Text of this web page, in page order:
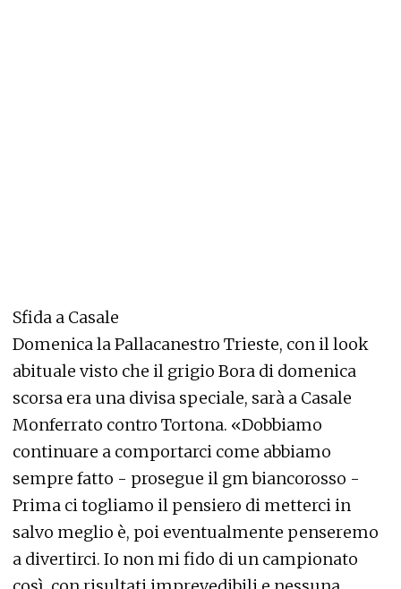
Sfida a Casale
Domenica la Pallacanestro Trieste, con il look
abituale visto che il grigio Bora di domenica
scorsa era una divisa speciale, sarà a Casale
Monferrato contro Tortona. «Dobbiamo
continuare a comportarci come abbiamo
sempre fatto - prosegue il gm biancorosso -
Prima ci togliamo il pensiero di metterci in
salvo meglio è, poi eventualmente penseremo
a divertirci. Io non mi fido di un campionato